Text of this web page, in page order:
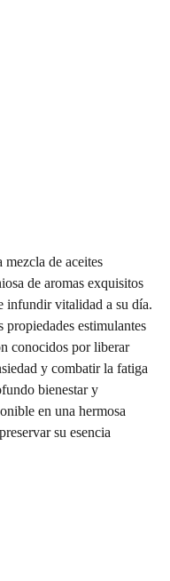
de aceites
de aromas exquisitos
infundir vitalidad a su día.
propiedades estimulantes
conocidos por liberar
y combatir la fatiga
bienestar y
en una hermosa
su esencia